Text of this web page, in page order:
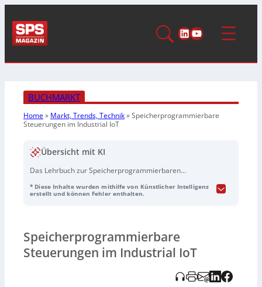
LinkedIn
YouTube
BUCHMARKT
Home» Markt, Trends, Technik»Speicherprogrammierbare
Steuerungen im Industrial IoT
Übersicht mit KI
Das Lehrbuch zur Speicherprogrammierbaren
sechsten Auflage, wie industrielle Prozesse
industrieller Steuerungen, SPS-Programmierung nach
IEC 61131, Entwurf von Steuerungen, Motion Control
und Industrial AI. Zudem werden Safety und Security im
IoT sowie Digital Engineering thematisiert. Zahlreiche
Beispiele und Übungen erleichtern das Lernen der
* Diese Inhalte wurden mithilfe von Künstlicher Intelligenz
erstellt und können Fehler enthalten.
Speicherprogrammierbare
Steuerungen im Industrial IoT